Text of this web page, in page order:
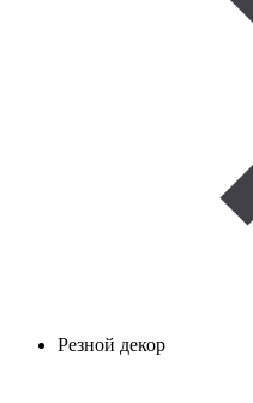
Резной декор